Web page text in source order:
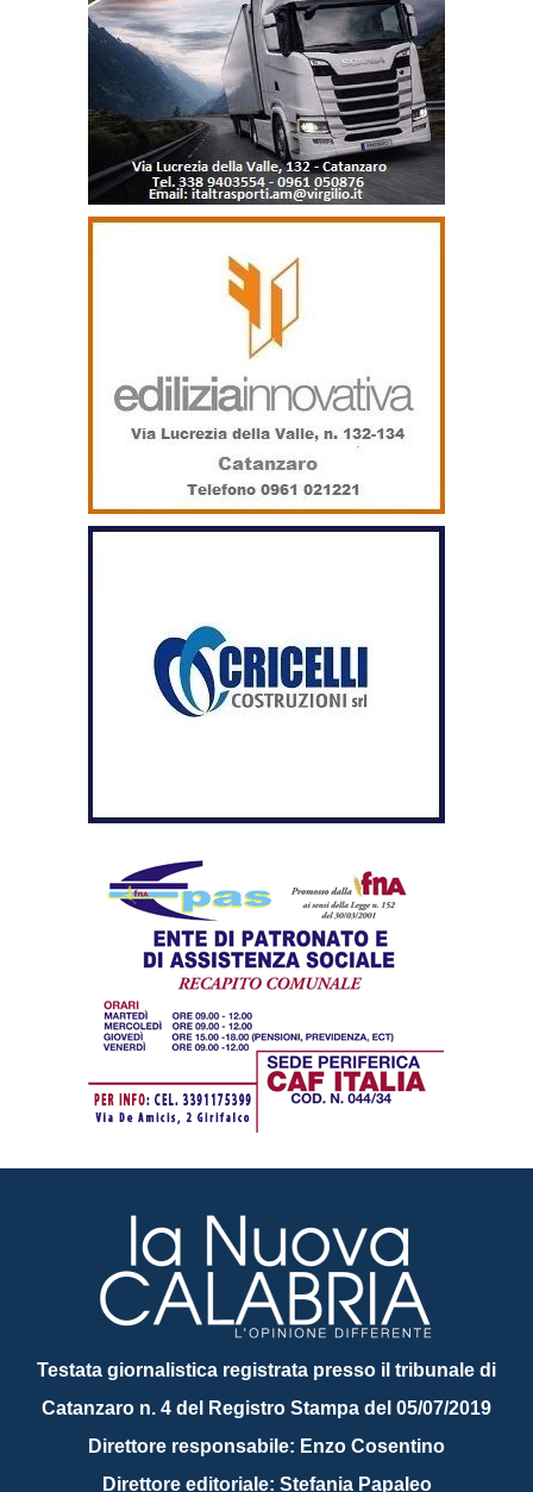
Testata giornalistica registrata presso il tribunale di
Catanzaro n. 4 del Registro Stampa del 05/07/2019
Direttore responsabile: Enzo Cosentino
Direttore editoriale: Stefania Papaleo